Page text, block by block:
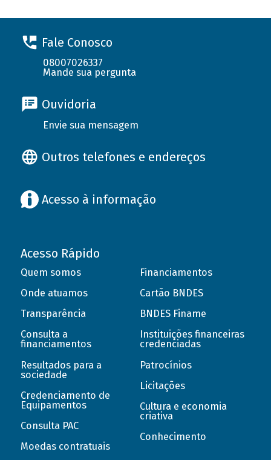
Fale Conosco
08007026337
Mande sua pergunta
Ouvidoria
Envie sua mensagem
Outros telefones e endereços
Acesso à informação
Acesso Rápido
Quem somos
Onde atuamos
Transparência
Consulta a
financiamentos
Resultados para a
sociedade
Credenciamento de
Equipamentos
Consulta PAC
Moedas contratuais
Financiamentos
Cartão BNDES
BNDES Finame
Instituições financeiras
credenciadas
Patrocínios
Licitações
Cultura e economia
criativa
Conhecimento